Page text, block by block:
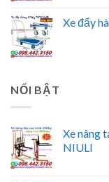
Xe đẩy
NỔI BẬT
Xe nâng
NIULI